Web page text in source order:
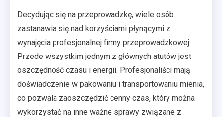
Decydując się na przeprowadzkę, wiele osób
zastanawia się nad korzyściami płynącymi z
wynajęcia profesjonalnej firmy przeprowadzkowej.
Przede wszystkim jednym z głównych atutów jest
oszczędność czasu i energii. Profesjonaliści mają
doświadczenie w pakowaniu i transportowaniu mienia,
co pozwala zaoszczędzić cenny czas, który można
wykorzystać na inne ważne sprawy związane z